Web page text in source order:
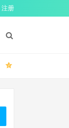
注册